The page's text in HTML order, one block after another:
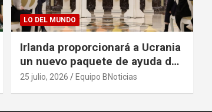
LO DEL MUNDO
Irlanda proporcionará a Ucrania
un nuevo paquete de ayuda de
125 millones de euros
25 julio, 2026 Equipo BNoticias